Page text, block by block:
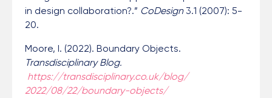
in design collaboration?.” CoDesign3.1 (2007): 5-
20.
Moore, I. (2022). Boundary Objects.
Transdisciplinary Blog.
https://transdisciplinary.co.uk/blog/
2022/08/22/boundary-objects/